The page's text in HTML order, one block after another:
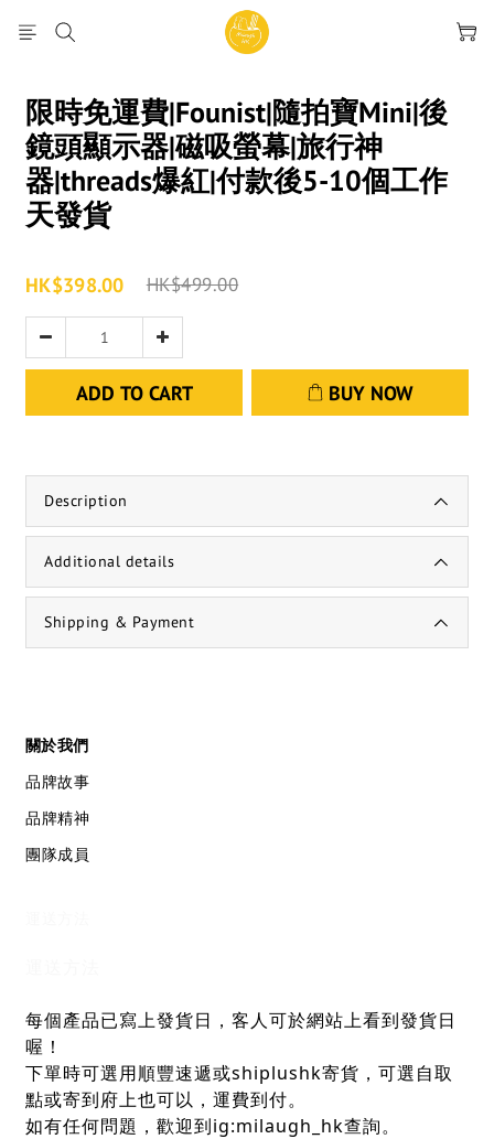
限時免運費|Founist|隨拍寶Mini|後
鏡頭顯示器|磁吸螢幕|旅行神
器|threads爆紅|付款後5-10個工作
天發貨
HK$398.00 HK$499.00
ADD TO CART BUY NOW
Description
Additional details
Shipping & Payment
關於我們
品牌故事
品牌精神
團隊成員
每個產品已寫上發貨日，客人可於網站上看到發貨日
喔！
下單時可選用順豐速遞或shiplushk寄貨，可選自取
點或寄到府上也可以，運費到付。
如有任何問題，歡迎到ig:milaugh_hk查詢。